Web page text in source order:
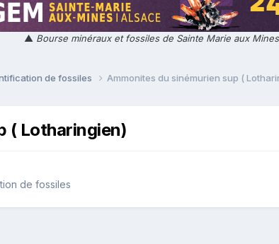
▲ Bourse minéraux et fossiles de Sainte Marie aux
de fossiles Ammonites du sinémurien sup (
( Lotharingien)
de fossiles